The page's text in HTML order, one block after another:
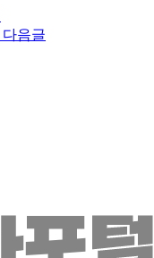
다음글